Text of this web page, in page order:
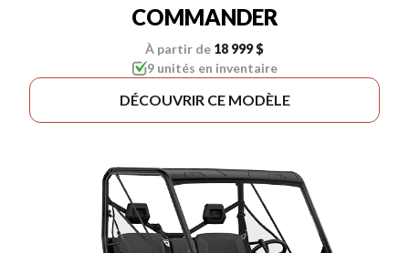
COMMANDER
À partir de 18 999 $
9 unités en inventaire
DÉCOUVRIR CE MODÈLE